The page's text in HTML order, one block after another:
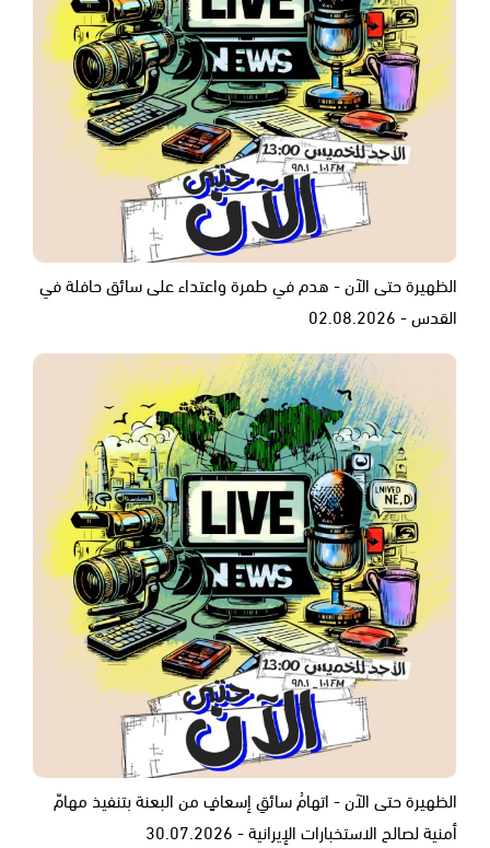
الظهيرة حتى الآن - هدم في طمرة واعتداء على سائق حافلة في
القدس - 02.08.2026
الظهيرة حتى الآن - اتهامُ سائقِ إسعافٍ من البعنة بتنفيذ مهامّ
أمنية لصالح الاستخبارات الإيرانية - 30.07.2026